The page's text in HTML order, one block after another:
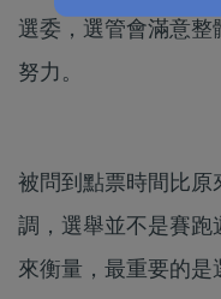
選委，選管會滿意
努力。
被問到點票時間比原
調，選舉並不是賽跑
來衡量，最重要的